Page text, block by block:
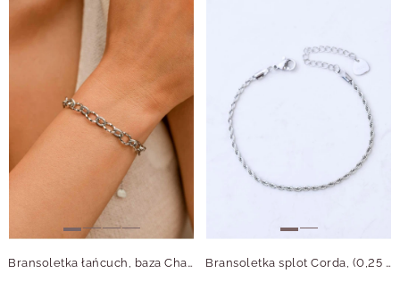
Bransoletka łańcuch, baza Charms, stal S109745S00 Bransoletka splot Corda, (0,25 cm), srebrny S104660S00